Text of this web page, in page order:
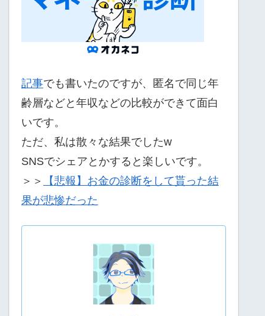
記事でも書いたのですが、匿名で同じ年
齢層などと年収などの比較ができて面白
いです。
ただ、私は散々な結果でしたw
SNSでシェアとかすると楽しいです。
＞＞
【悲報】お金の診断をして貰った結
果が悲惨だった